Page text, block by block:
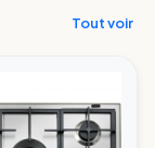
Tout voir